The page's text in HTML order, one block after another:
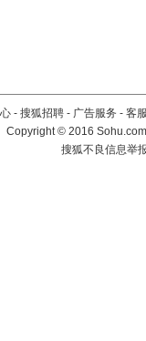
- 搜狐招聘 - 广告服务 - 客
Copyright©2016
搜狐不良信息举